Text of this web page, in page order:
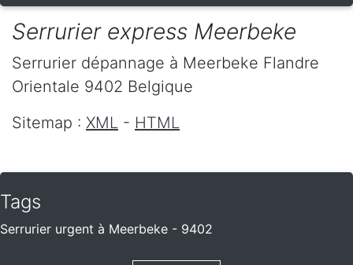
Serrurier express Meerbeke
Serrurier dépannage à Meerbeke Flandre
Orientale 9402 Belgique
Sitemap : XML - HTML
Tags
Serrurier urgent à Meerbeke - 9402